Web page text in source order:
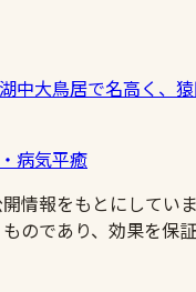
中大鳥居で名高く、
病気平癒
情報をもとにしてい
のであり、効果を保